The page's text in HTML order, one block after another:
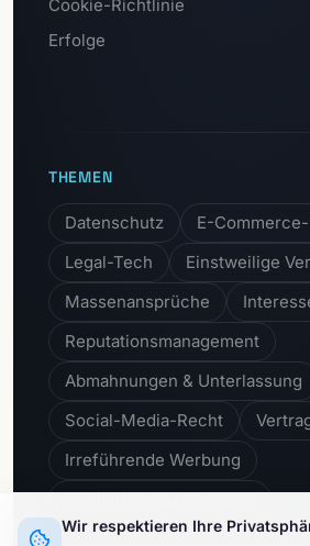
Cookie-Richtlinie
Erfolge
THEMEN
Datenschutz
E-
Legal-Tech
Einstweilige
Massenansprüche
Reputationsmanagement
Abmahnungen & Unterlassung
Social-Media-Recht
Irreführende Werbung
Vergleichende Werbung
Unlautere Geschäftspraktiken
Wir respektieren Ihre